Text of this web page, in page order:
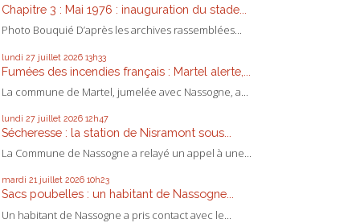
Chapitre 3 : Mai 1976 : inauguration du stade...
Photo Bouquié D’après les archives rassemblées...
lundi 27 juillet 2026 13h33
Fumées des incendies français : Martel alerte,...
La commune de Martel, jumelée avec Nassogne, a...
lundi 27 juillet 2026 12h47
Sécheresse : la station de Nisramont sous...
La Commune de Nassogne a relayé un appel à une...
mardi 21 juillet 2026 10h23
Sacs poubelles : un habitant de Nassogne...
Un habitant de Nassogne a pris contact avec le...